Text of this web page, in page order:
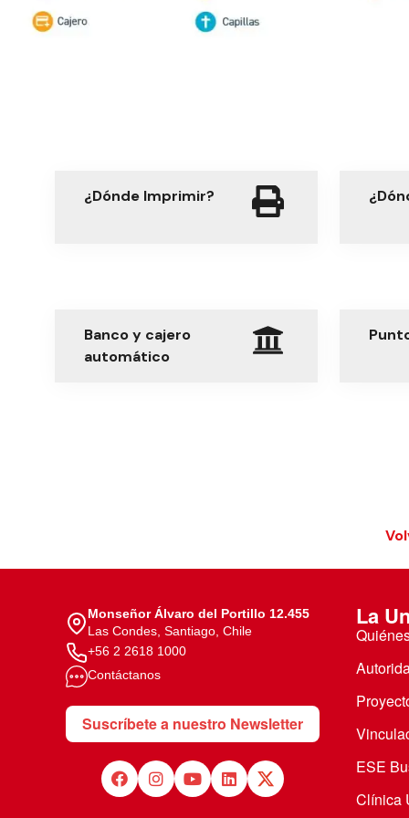
¿Dónde Imprimir?
Banco y cajero
automático
Monseñor Álvaro del Portillo 12.455
Las Condes, Santiago, Chile
+56 2 2618 1000
Contáctanos
Suscríbete a nuestro Newsletter
La
ESE
Clínica